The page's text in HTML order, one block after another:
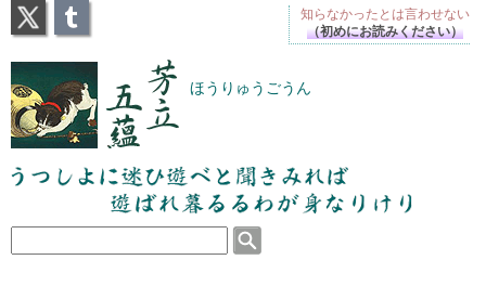
芳立五蘊 ほうりゅうごうん
うつしよに迷ひ遊べと聞きみれば遊ばれ暮るるわが
身なりけり
知らなかったとは言わせない
（初めにお読みください）
X Tumblr